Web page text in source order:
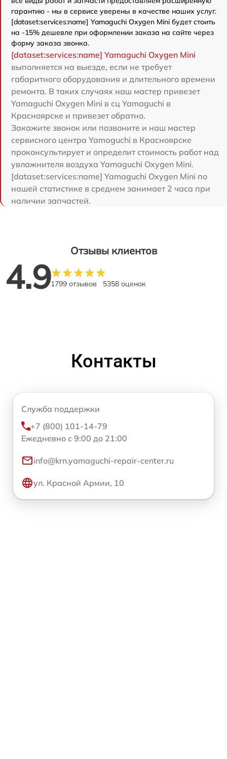
гарантию - мы в сервисе уверены в качестве наших услуг.
[dataset:services:name] Yamaguchi Oxygen Mini будет стоить
на -15% дешевле при оформлении заказа на сайте через
форму заказа звонка.
[dataset:services:name] Yamaguchi Oxygen Mini
выполняется на выезде, если не требует
габаритного оборудования и длительного времени
ремонта. В таких случаях наш мастер привезет
Yamaguchi Oxygen Mini в сц Yamaguchi в
Красноярске и привезет обратно.
Закажите звонок или позвоните и наш мастер
сервисного центра Yamaguchi в Красноярске
проконсультирует и определит стоимость работ над
увлажнителя воздуха Yamaguchi Oxygen Mini.
[dataset:services:name] Yamaguchi Oxygen Mini по
нашей статистике в среднем занимает 2 часа при
наличии запчастей.
Отзывы клиентов
4.91799 отзывов 5358 оценок
Контакты
Служба поддержки
+7 (800) 101-14-79
Ежедневно с 9:00 до 21:00
info@krn.yamaguchi-repair-center.ru
ул. Красной Армии, 10